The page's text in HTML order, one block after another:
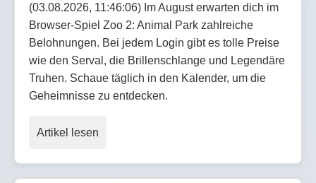
(03.08.2026, 11:46:06) Im August erwarten dich im
Browser-Spiel Zoo 2: Animal Park zahlreiche
Belohnungen. Bei jedem Login gibt es tolle Preise
wie den Serval, die Brillenschlange und Legendäre
Truhen. Schaue täglich in den Kalender, um die
Geheimnisse zu entdecken.
Artikel lesen